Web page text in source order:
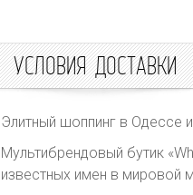
УСЛОВИЯ ДОСТАВКИ
Элитный шоппинг в Одессе
Мультибрендовый бутик
известных имен в мировой